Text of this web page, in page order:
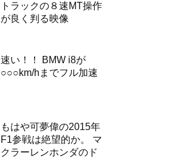
トラックの８速MT操作
が良く判る映像
速い！！ BMW i8が
○○○km/hまでフル加速
もはや可夢偉の2015年
F1参戦は絶望的か。 マ
クラーレンホンダのド